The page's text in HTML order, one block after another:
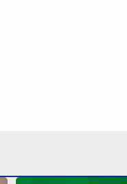
milhões no Dia